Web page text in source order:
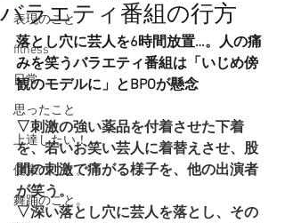
表現のこと
fitness
日常
思ったこと
上達したい！
健康のこと。
舞踊のこと。
バラエティ番組の行方
落とし穴に芸人を6時間放置…。人の痛
みを笑うバラエティ番組は「いじめ傍
観のモデルに」とBPOが懸念
▽刺激の強い薬品を付着させた下着
を、若いお笑い芸人に着替えさせ、股
間の刺激で痛がる様子を、他の出演者
が笑う。
▽深い落とし穴に芸人を落とし、その